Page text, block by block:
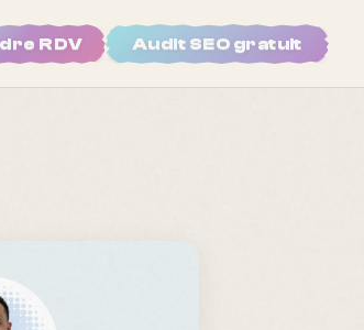
RDV Audit SEO gratuit